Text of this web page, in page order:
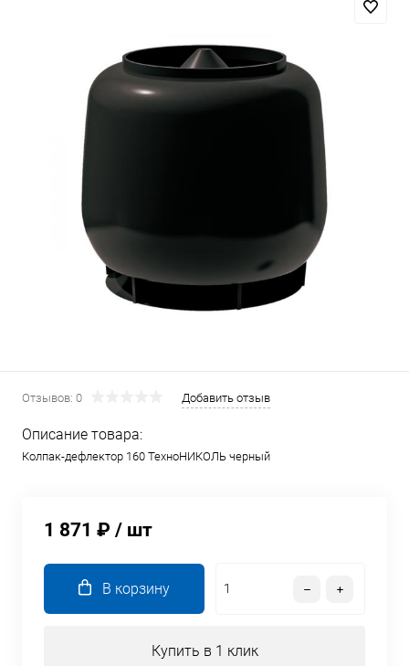
Отзывов: 0 Добавить отзыв
Описание товара:
Колпак-дефлектор 160 ТехноНИКОЛЬ черный
1 871 ₽ / шт
В корзину
Купить в 1 клик